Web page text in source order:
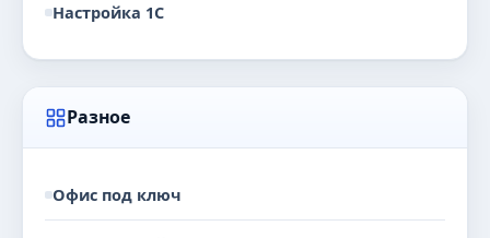
Настройка 1С
Разное
Офис под ключ